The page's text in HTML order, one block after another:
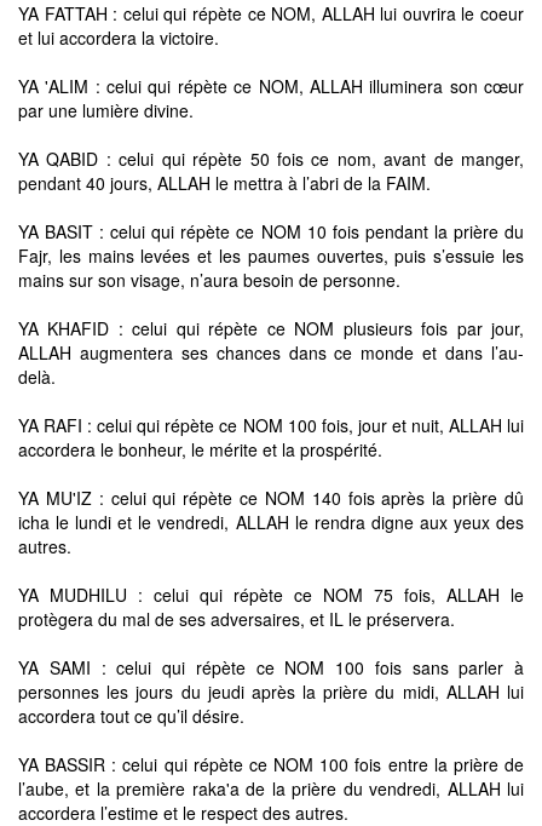
YA FATTAH : celui qui répète ce NOM, ALLAH lui ouvrira le coeur
et lui accordera la victoire.
YA 'ALIM : celui qui répète ce NOM, ALLAH illuminera son cœur
par une lumière divine.
YA QABID : celui qui répète 50 fois ce nom, avant de manger,
pendant 40 jours, ALLAH le mettra à l’abri de la FAIM.
YA BASIT : celui qui répète ce NOM 10 fois pendant la prière du
Fajr, les mains levées et les paumes ouvertes, puis s’essuie les
mains sur son visage, n’aura besoin de personne.
YA KHAFID : celui qui répète ce NOM plusieurs fois par jour,
ALLAH augmentera ses chances dans ce monde et dans l’au-
delà.
YA RAFI : celui qui répète ce NOM 100 fois, jour et nuit, ALLAH lui
accordera le bonheur, le mérite et la prospérité.
YA MU'IZ : celui qui répète ce NOM 140 fois après la prière dû
icha le lundi et le vendredi, ALLAH le rendra digne aux yeux des
autres.
YA MUDHILU : celui qui répète ce NOM 75 fois, ALLAH le
protègera du mal de ses adversaires, et IL le préservera.
YA SAMI : celui qui répète ce NOM 100 fois sans parler à
personnes les jours du jeudi après la prière du midi, ALLAH lui
accordera tout ce qu’il désire.
YA BASSIR : celui qui répète ce NOM 100 fois entre la prière de
l’aube, et la première raka'a de la prière du vendredi, ALLAH lui
accordera l’estime et le respect des autres.